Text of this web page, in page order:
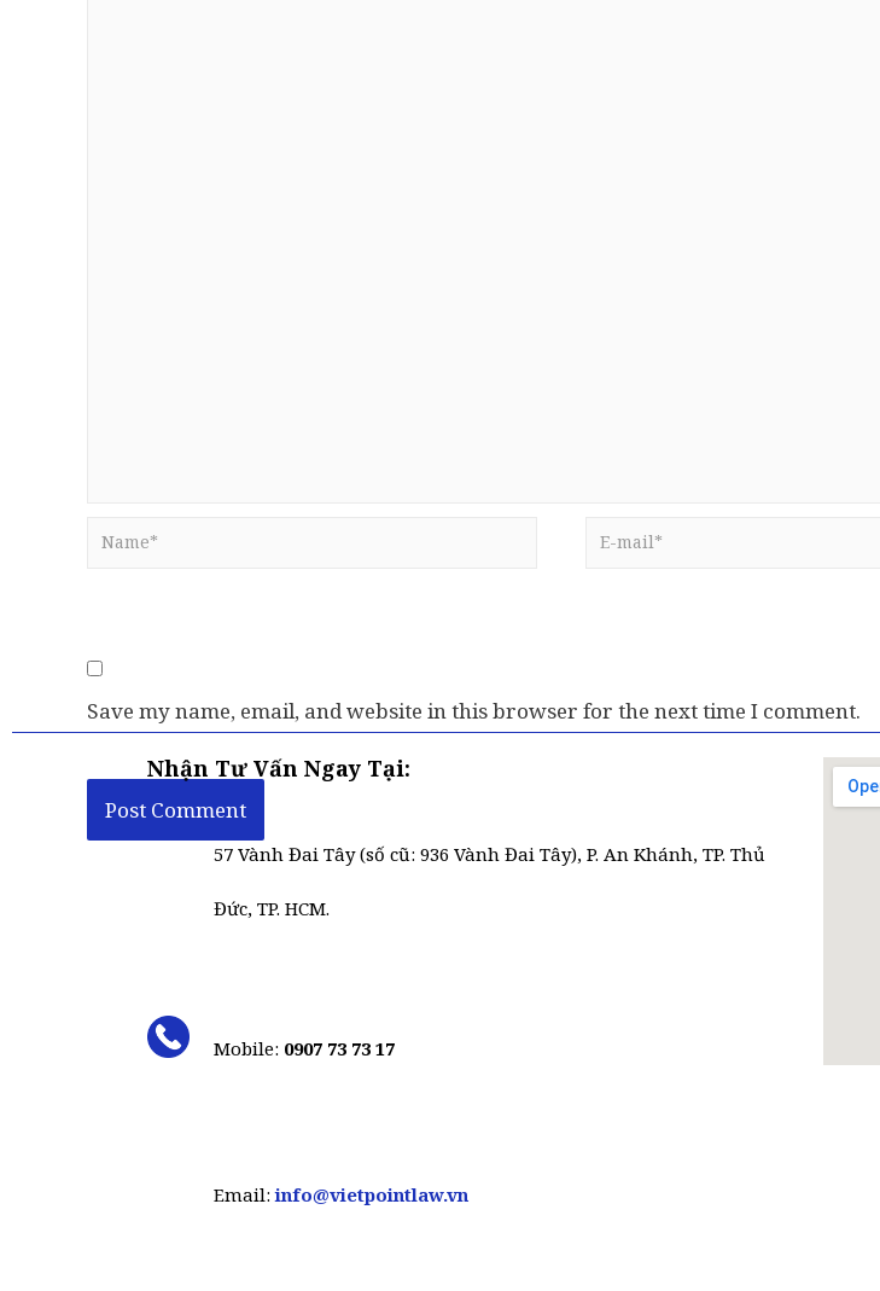
Save my name, email, and website in this browser for the next time I comment.
Nhận Tư Vấn Ngay Tại:
57 Vành Đai Tây (số cũ: 936 Vành Đai Tây), P. An Khánh, TP. Thủ
Đức, TP. HCM.
Mobile: 0907 73 73 17
Email:info@vietpointlaw.vn